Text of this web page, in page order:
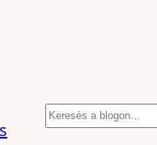
Keresés